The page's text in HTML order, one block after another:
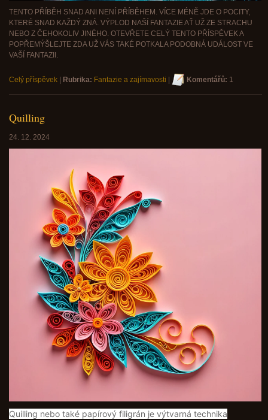
TENTO PŘÍBĚH SNAD ANI NENÍ PŘÍBĚHEM. VÍCE MÉNĚ JDE O POCITY,
KTERÉ SNAD KAŽDÝ ZNÁ. VÝPLOD NAŠÍ FANTAZIE AŤ UŽ ZE STRACHU
NEBO Z ČEHOKOLIV JINÉHO. OTEVŘETE CELÝ TENTO PŘÍSPĚVEK A
POPŘEMÝŠLEJTE ZDA UŽ VÁS TAKÉ POTKALA PODOBNÁ UDÁLOST VE
VAŠÍ FANTAZII.
Celý příspěvek Rubrika: Fantazie a zajímavosti Komentářů: 1
Quilling
24. 12. 2024
Quilling nebo také papírový filigrán je výtvarná technika